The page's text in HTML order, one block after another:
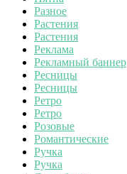
Разное
Растения
Растения
Реклама
Рекламный баннер
Ресницы
Ресницы
Ретро
Ретро
Розовые
Романтические
Ручка
Ручка